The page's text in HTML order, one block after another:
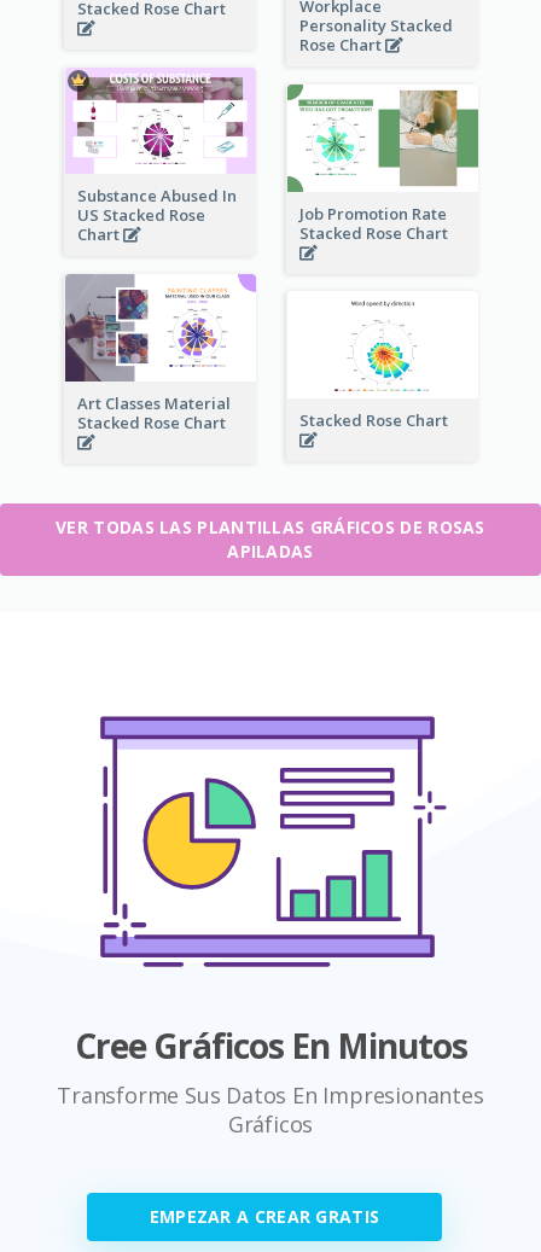
Stacked Rose Chart
Workplace
Personality Stacked
Rose Chart
Substance Abused In
US Stacked Rose
Chart
Job Promotion Rate
Stacked Rose Chart
Art Classes Material
Stacked Rose Chart
Stacked Rose Chart
VER TODAS LAS PLANTILLAS GRÁFICOS DE ROSAS
APILADAS
Cree Gráficos En Minutos
Transforme Sus Datos En Impresionantes
Gráficos
EMPEZAR A CREAR GRATIS